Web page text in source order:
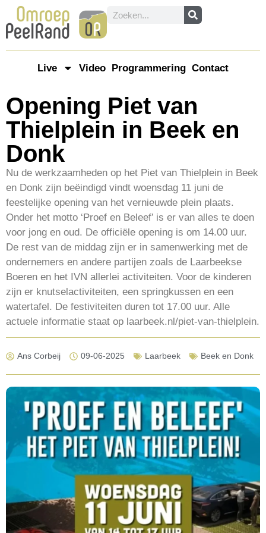
Live Video Programmering Contact
Opening Piet van
Thielplein in Beek en
Donk
Nu de werkzaamheden op het Piet van Thielplein in Beek
en Donk zijn beëindigd vindt woensdag 11 juni de
feestelijke opening van het vernieuwde plein plaats.
Onder het motto ‘Proef en Beleef’ is er van alles te doen
voor jong en oud. De officiële opening is om 14.00 uur.
De rest van de middag zijn er in samenwerking met de
ondernemers en andere partijen zoals de Laarbeekse
Boeren en het IVN allerlei activiteiten. Voor de kinderen
zijn er knutselactiviteiten, een springkussen en een
watertafel. De festiviteiten duren tot 17.00 uur. Alle
actuele informatie staat op laarbeek.nl/piet-van-thielplein.
Ans Corbeij 09-06-2025 Laarbeek Beek en Donk